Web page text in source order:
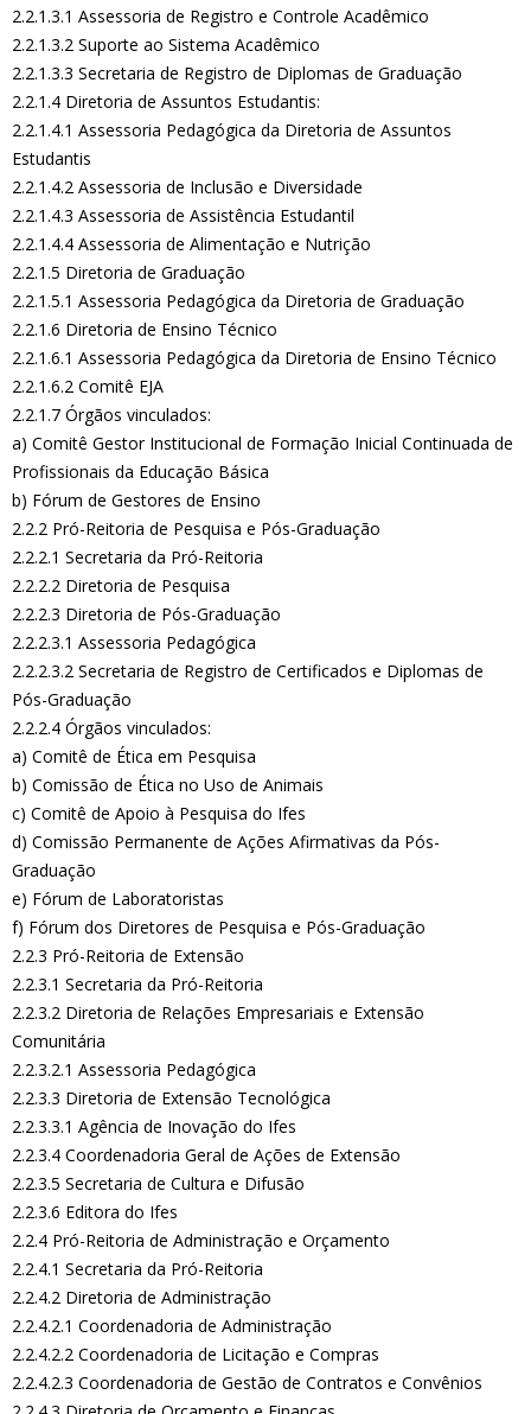
2.2.1.3.1 Assessoria de Registro e Controle Acadêmico
2.2.1.3.2 Suporte ao Sistema Acadêmico
2.2.1.3.3 Secretaria de Registro de Diplomas de Graduação
2.2.1.4 Diretoria de Assuntos Estudantis:
2.2.1.4.1 Assessoria Pedagógica da Diretoria de Assuntos
Estudantis
2.2.1.4.2 Assessoria de Inclusão e Diversidade
2.2.1.4.3 Assessoria de Assistência Estudantil
2.2.1.4.4 Assessoria de Alimentação e Nutrição
2.2.1.5 Diretoria de Graduação
2.2.1.5.1 Assessoria Pedagógica da Diretoria de Graduação
2.2.1.6 Diretoria de Ensino Técnico
2.2.1.6.1 Assessoria Pedagógica da Diretoria de Ensino Técnico
2.2.1.6.2 Comitê EJA
2.2.1.7 Órgãos vinculados:
a) Comitê Gestor Institucional de Formação Inicial Continuada de
Profissionais da Educação Básica
b) Fórum de Gestores de Ensino
2.2.2 Pró-Reitoria de Pesquisa e Pós-Graduação
2.2.2.1 Secretaria da Pró-Reitoria
2.2.2.2 Diretoria de Pesquisa
2.2.2.3 Diretoria de Pós-Graduação
2.2.2.3.1 Assessoria Pedagógica
2.2.2.3.2 Secretaria de Registro de Certificados e Diplomas de
Pós-Graduação
2.2.2.4 Órgãos vinculados:
a) Comitê de Ética em Pesquisa
b) Comissão de Ética no Uso de Animais
c) Comitê de Apoio à Pesquisa do Ifes
d) Comissão Permanente de Ações Afirmativas da Pós-
Graduação
e) Fórum de Laboratoristas
f) Fórum dos Diretores de Pesquisa e Pós-Graduação
2.2.3 Pró-Reitoria de Extensão
2.2.3.1 Secretaria da Pró-Reitoria
2.2.3.2 Diretoria de Relações Empresariais e Extensão
Comunitária
2.2.3.2.1 Assessoria Pedagógica
2.2.3.3 Diretoria de Extensão Tecnológica
2.2.3.3.1 Agência de Inovação do Ifes
2.2.3.4 Coordenadoria Geral de Ações de Extensão
2.2.3.5 Secretaria de Cultura e Difusão
2.2.3.6 Editora do Ifes
2.2.4 Pró-Reitoria de Administração e Orçamento
2.2.4.1 Secretaria da Pró-Reitoria
2.2.4.2 Diretoria de Administração
2.2.4.2.1 Coordenadoria de Administração
2.2.4.2.2 Coordenadoria de Licitação e Compras
2.2.4.2.3 Coordenadoria de Gestão de Contratos e Convênios